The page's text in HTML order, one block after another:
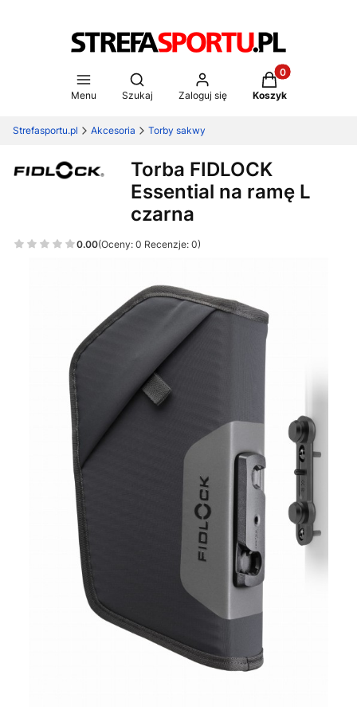
Menu
Otwórz wyszukiwarkę
Szukaj Zaloguj się
Produkty w
Koszyk
Strefasportu.pl Akcesoria Torby sakwy
Torba FIDLOCK
Essential na ramę L
czarna
0.00(Oceny: 0 Recenzje: 0)